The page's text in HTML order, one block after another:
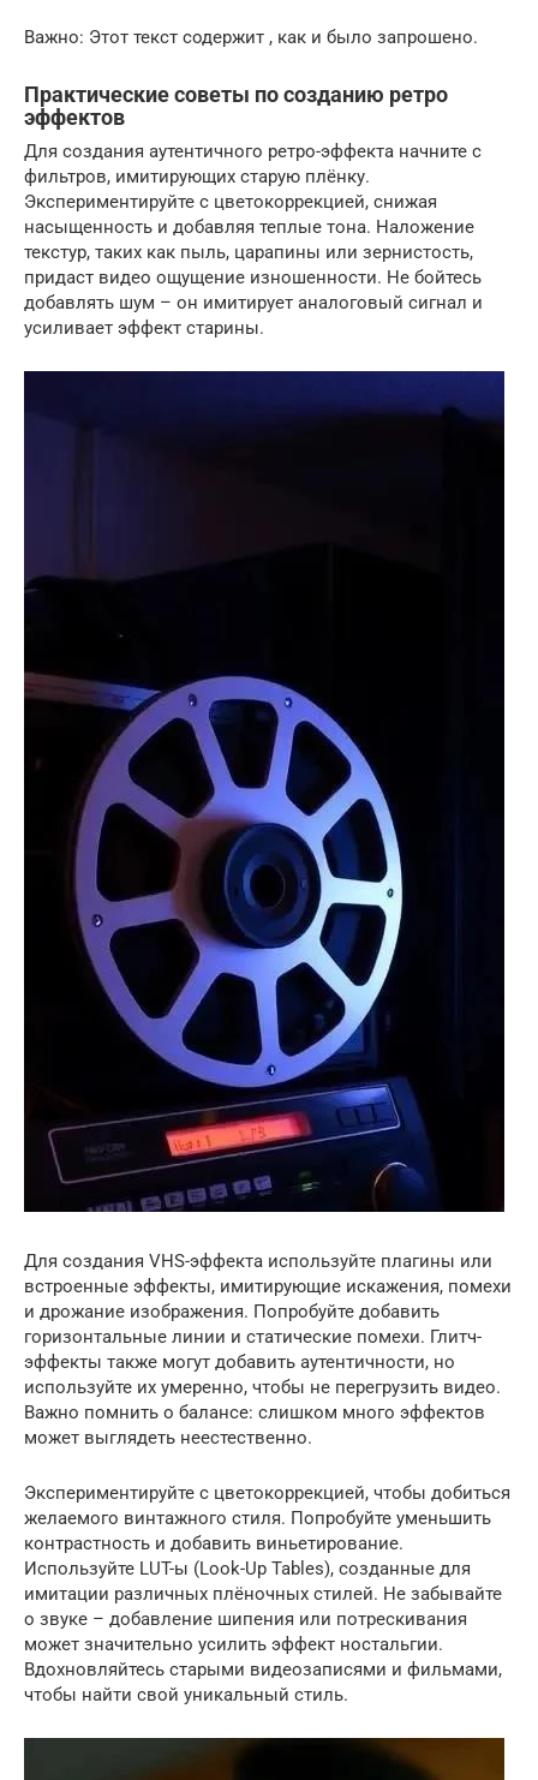
Важно: Этот текст содержит , как и было запрошено.
Практические советы по созданию ретро
эффектов
Для создания аутентичного ретро-эффекта начните с
фильтров, имитирующих старую плёнку.
Экспериментируйте с цветокоррекцией, снижая
насыщенность и добавляя теплые тона. Наложение
текстур, таких как пыль, царапины или зернистость,
придаст видео ощущение изношенности. Не бойтесь
добавлять шум – он имитирует аналоговый сигнал и
усиливает эффект старины.
Для создания VHS-эффекта используйте плагины или
встроенные эффекты, имитирующие искажения, помехи
и дрожание изображения. Попробуйте добавить
горизонтальные линии и статические помехи. Глитч-
эффекты также могут добавить аутентичности, но
используйте их умеренно, чтобы не перегрузить видео.
Важно помнить о балансе: слишком много эффектов
может выглядеть неестественно.
Экспериментируйте с цветокоррекцией, чтобы добиться
желаемого винтажного стиля. Попробуйте уменьшить
контрастность и добавить виньетирование.
Используйте LUT-ы (Look-Up Tables), созданные для
имитации различных плёночных стилей. Не забывайте
о звуке – добавление шипения или потрескивания
может значительно усилить эффект ностальгии.
Вдохновляйтесь старыми видеозаписями и фильмами,
чтобы найти свой уникальный стиль.